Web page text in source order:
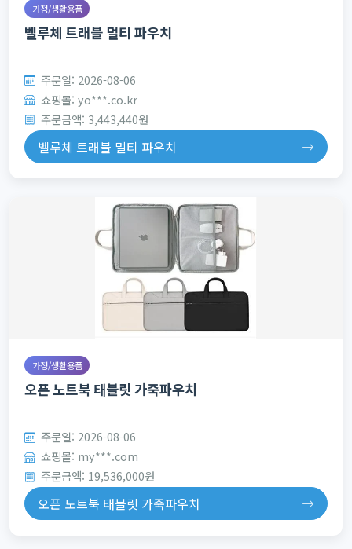
가정/생활용품
벨루체 트래블 멀티 파우치
주문일: 2026-08-06
쇼핑몰: yo***.co.kr
주문금액: 3,443,440원
벨루체 트래블 멀티 파우치
가정/생활용품
오픈 노트북 태블릿 가죽파우치
주문일: 2026-08-06
쇼핑몰: my***.com
주문금액: 19,536,000원
오픈 노트북 태블릿 가죽파우치